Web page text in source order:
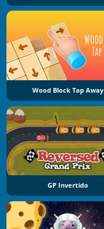
Wood Block Tap Away
GP Invertido